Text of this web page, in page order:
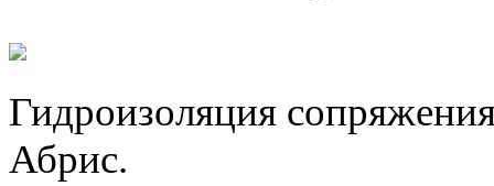
Гидроизоляция
Абрис.